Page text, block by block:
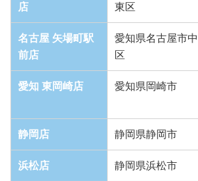
店
東区
名古屋 矢場町駅
前店
愛知県名古屋市中
区
愛知 東岡崎店 愛知県岡崎市
静岡店 静岡県静岡市
浜松店 静岡県浜松市